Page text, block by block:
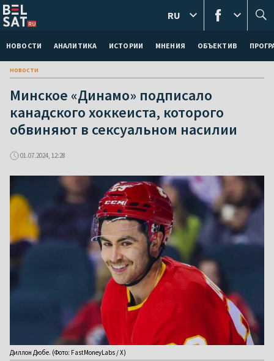
НОВОСТИ АНАЛИТИКА ИСТОРИИ МНЕНИЯ ОБЪЕКТИВ
RU
новости
Минское «Динамо» подписало
канадского хоккеиста, которого
обвиняют в сексуальном насилии
01.07.2024, 12:28
Диллон Дюбе. (Фото: FastMoneyLabs / X)